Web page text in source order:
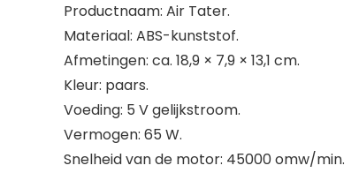
Productnaam: Air Tater.
Materiaal: ABS-kunststof.
Afmetingen: ca. 18,9 × 7,9 × 13,1 cm.
Kleur: paars.
Voeding: 5 V gelijkstroom.
Vermogen: 65 W.
Snelheid van de motor: 45000 omw/min.